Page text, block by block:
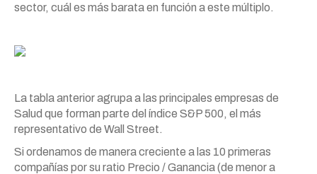
sector, cuál es más barata en función a este múltiplo.
La tabla anterior agrupa a las principales empresas de
Salud que forman parte del índice S&P 500, el más
representativo de Wall Street.
Si ordenamos de manera creciente a las 10 primeras
compañías por su ratio Precio / Ganancia (de menor a